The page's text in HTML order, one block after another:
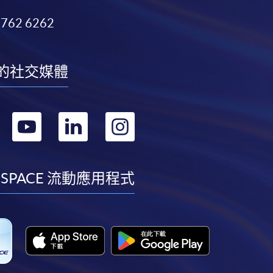
6262
社交媒體
轉
youtube
轉
linkedin
轉
instagram
流動應用程式